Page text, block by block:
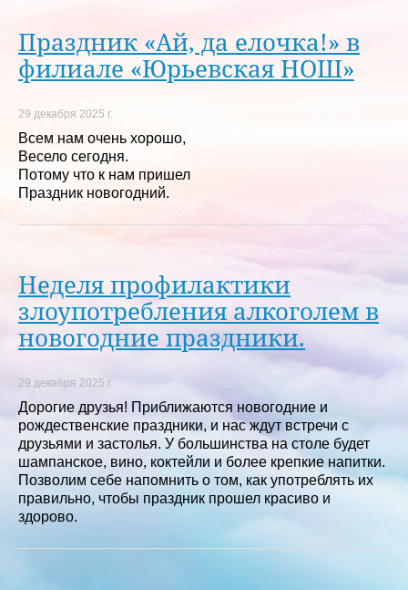
Праздник «Ай, да елочка!» в
филиале «Юрьевская НОШ»
29 декабря 2025 г.
Всем нам очень хорошо,
Весело сегодня.
Потому что к нам пришел
Праздник новогодний.
Неделя профилактики
злоупотребления алкоголем в
новогодние праздники.
29 декабря 2025 г.
Дорогие друзья! Приближаются новогодние и
рождественские праздники, и нас ждут встречи с
друзьями и застолья. У большинства на столе будет
шампанское, вино, коктейли и более крепкие напитки.
Позволим себе напомнить о том, как употреблять их
правильно, чтобы праздник прошел красиво и
здорово.